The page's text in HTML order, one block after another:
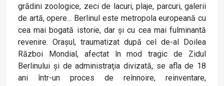
grădini zoologice, zeci de lacuri, plaje, parcuri, galerii
de artă, opere... Berlinul este metropola europeană cu
cea mai bogată istorie, dar şi cu cea mai fulminantă
revenire. Oraşul, traumatizat după cel de-al Doilea
Război Mondial, afectat în mod tragic de Zidul
Berlinului şi de administraţia divizată, se afla de 18
ani într-un proces de reînnoire, reinventare,